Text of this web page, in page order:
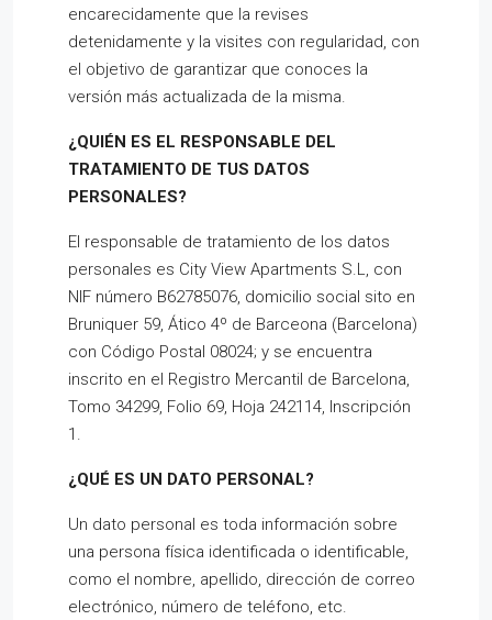
encarecidamente que la revises
detenidamente y la visites con regularidad, con
el objetivo de garantizar que conoces la
versión más actualizada de la misma.
¿QUIÉN ES EL RESPONSABLE DEL
TRATAMIENTO DE TUS DATOS
PERSONALES?
El responsable de tratamiento de los datos
personales es City View Apartments S.L, con
NIF número B62785076, domicilio social sito en
Bruniquer 59, Ático 4º de Barceona (Barcelona)
con Código Postal 08024; y se encuentra
inscrito en el Registro Mercantil de Barcelona,
Tomo 34299, Folio 69, Hoja 242114, Inscripción
1.
¿QUÉ ES UN DATO PERSONAL?
Un dato personal es toda información sobre
una persona física identificada o identificable,
como el nombre, apellido, dirección de correo
electrónico, número de teléfono, etc.